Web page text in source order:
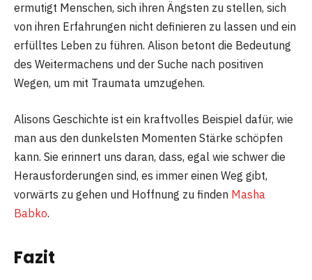
ermutigt Menschen, sich ihren Ängsten zu stellen, sich
von ihren Erfahrungen nicht definieren zu lassen und ein
erfülltes Leben zu führen. Alison betont die Bedeutung
des Weitermachens und der Suche nach positiven
Wegen, um mit Traumata umzugehen.
Alisons Geschichte ist ein kraftvolles Beispiel dafür, wie
man aus den dunkelsten Momenten Stärke schöpfen
kann. Sie erinnert uns daran, dass, egal wie schwer die
Herausforderungen sind, es immer einen Weg gibt,
vorwärts zu gehen und Hoffnung zu finden Masha
Babko.
Fazit